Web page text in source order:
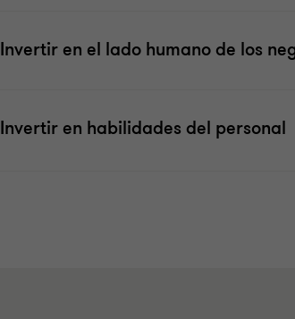
Invertir en el lado humano de los
Invertir en habilidades del personal